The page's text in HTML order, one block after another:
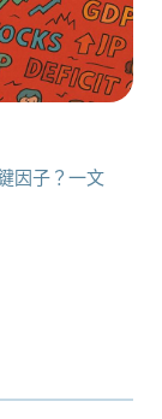
因子？一文